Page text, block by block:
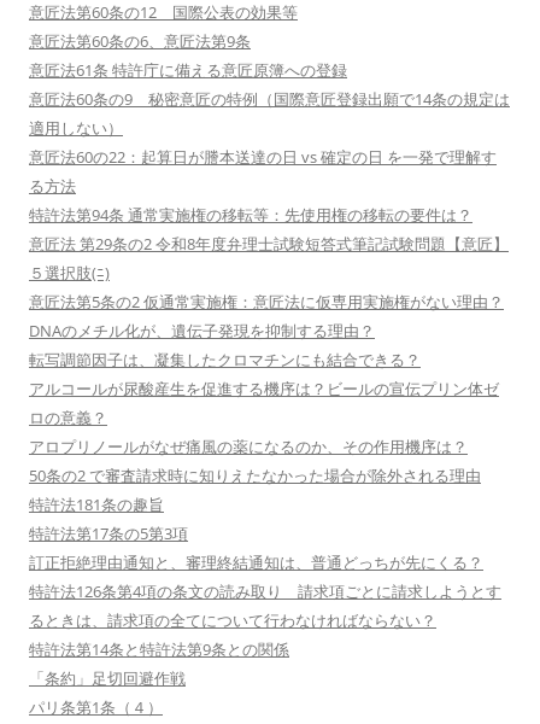
意匠法第60条の12 国際公表の効果等
意匠法第60条の6、意匠法第9条
意匠法61条 特許庁に備える意匠原簿への登録
意匠法60条の9 秘密意匠の特例（国際意匠登録出願で14条の規定は
適用しない）
意匠法60の22：起算日が謄本送達の日 vs 確定の日 を一発で理解す
る方法
特許法第94条 通常実施権の移転等：先使用権の移転の要件は？
意匠法 第29条の2 令和8年度弁理士試験短答式筆記試験問題【意匠】
５選択肢(ﾆ)
意匠法第5条の2 仮通常実施権：意匠法に仮専用実施権がない理由？
DNAのメチル化が、遺伝子発現を抑制する理由？
転写調節因子は、凝集したクロマチンにも結合できる？
アルコールが尿酸産生を促進する機序は？ビールの宣伝プリン体ゼ
ロの意義？
アロプリノールがなぜ痛風の薬になるのか、その作用機序は？
50条の2 で審査請求時に知りえたなかった場合が除外される理由
特許法181条の趣旨
特許法第17条の5第3項
訂正拒絶理由通知と、審理終結通知は、普通どっちが先にくる？
特許法126条第4項の条文の読み取り 請求項ごとに請求しようとす
るときは、請求項の全てについて行わなければならない？
特許法第14条と特許法第9条との関係
「条約」足切回避作戦
パリ条第1条（４）